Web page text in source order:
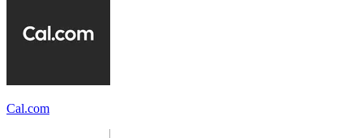
Cal.com